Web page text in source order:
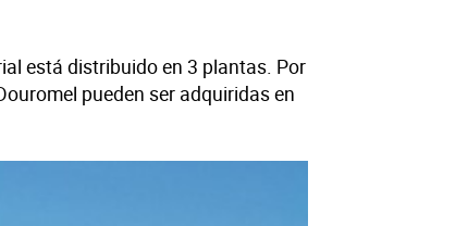
está distribuido en 3 plantas. Por
pueden ser adquiridas en